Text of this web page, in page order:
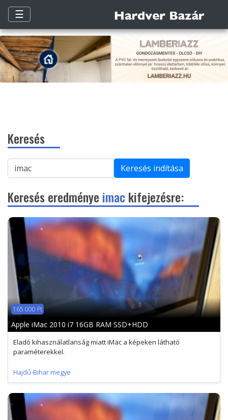
☰
Keresés
Keresés indítása
Keresés eredménye imac kifejezésre:
165 000 Ft
Apple iMac 2010 i7 16GB RAM SSD+HDD
Eladó kihasználatlanság miatt iMac a képeken látható
paraméterekkel.
Hajdú-Bihar megye